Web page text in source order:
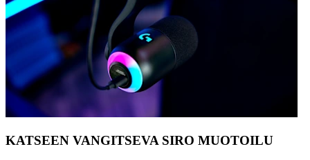
KATSEEN VANGITSEVA SIRO MUOTOILU